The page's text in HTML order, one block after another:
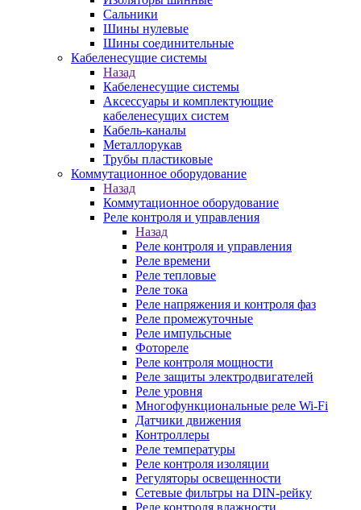
Сальники
Шины нулевые
Шины соединительные
Кабеленесущие системы
Назад
Кабеленесущие системы
Аксессуары и комплектующие
кабеленесущих систем
Кабель-каналы
Металлорукав
Трубы пластиковые
Коммутационное оборудование
Назад
Коммутационное оборудование
Реле контроля и управления
Назад
Реле контроля и управления
Реле времени
Реле тепловые
Реле тока
Реле напряжения и контроля фаз
Реле промежуточные
Реле импульсные
Фотореле
Реле контроля мощности
Реле защиты электродвигателей
Реле уровня
Многофункциональные реле Wi-Fi
Датчики движения
Контроллеры
Реле температуры
Реле контроля изоляции
Регуляторы освещенности
Сетевые фильтры на DIN-рейку
Реле контроля влажности